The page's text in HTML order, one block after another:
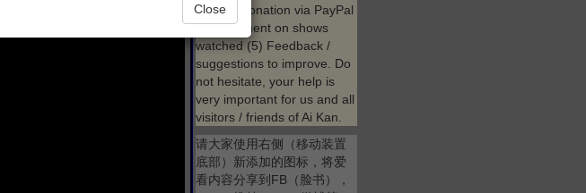
Make a donation via PayPal
(4) Comment on shows
watched (5) Feedback /
suggestions to improve. Do
not hesitate, your help is
very important for us and all
visitors / friends of Ai Kan.
请大家使用右侧（移动装置
底部）新添加的图标，将爱
看内容分享到FB（脸书），
Close